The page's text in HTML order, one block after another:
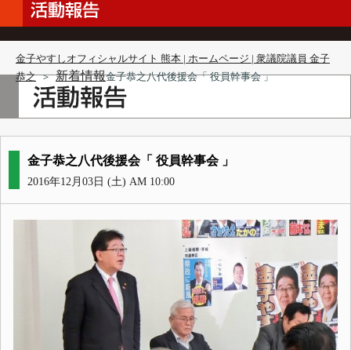
金子やすしオフィシャルサイト 熊本 | ホームページ | 衆議院議員 金子
恭之 ＞ 新着情報金子恭之八代後援会「 役員幹事会 」‬
金子恭之八代後援会「 役員幹事会 」‬
2016年12月03日 (土) AM 10:00